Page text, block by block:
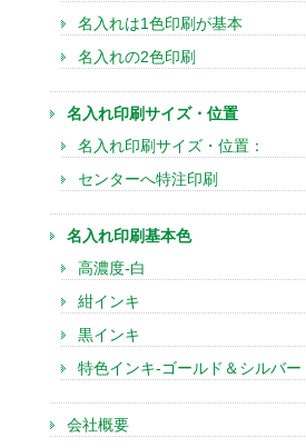
名入れは1色印刷が基本
名入れの2色印刷
名入れ印刷サイズ・位置
名入れ印刷サイズ・位置：
センターへ特注印刷
名入れ印刷基本色
高濃度-白
紺インキ
黒インキ
特色インキ-ゴールド＆シルバー
会社概要